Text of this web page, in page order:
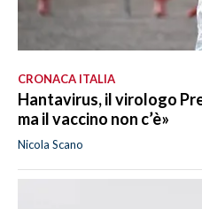
CRONACA ITALIA
Hantavirus, il virologo
ma il vaccino non c’è»
Nicola Scano